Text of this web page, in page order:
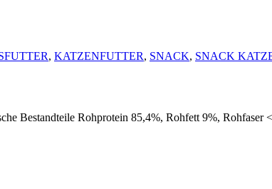
, KATZENFUTTER, SNACK, SNACK
Bestandteile Rohprotein 85,4%, Rohfett 9%, Rohfaser